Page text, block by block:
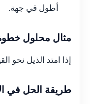
أطول في جهة.
مثال محلول
إذا امتد الذيل نحو
طريقة الحل في